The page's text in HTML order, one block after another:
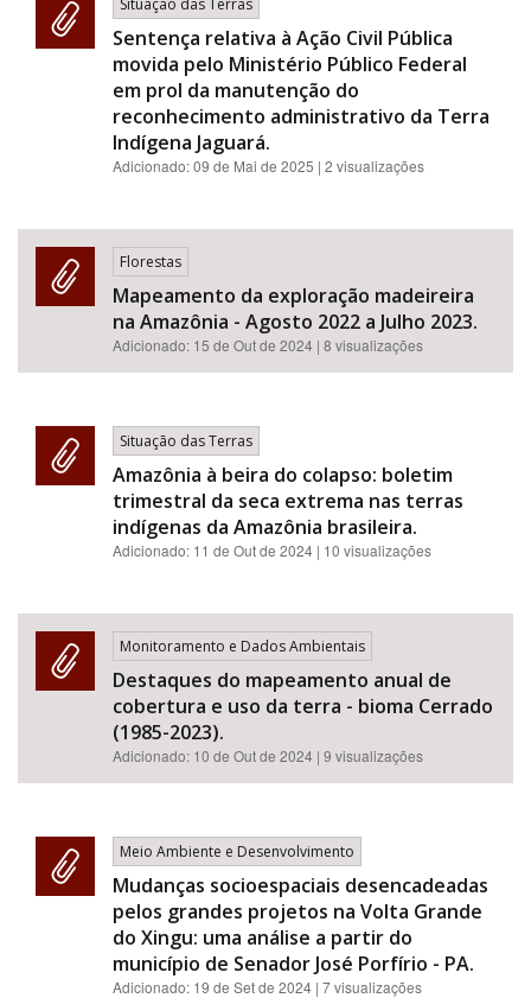
Situação das Terras
Sentença relativa à Ação Civil Pública
movida pelo Ministério Público Federal
em prol da manutenção do
reconhecimento administrativo da Terra
Indígena Jaguará.
Adicionado:09 de Mai de 2025 | 2 visualizações
Florestas
Mapeamento da exploração madeireira
na Amazônia - Agosto 2022 a Julho 2023.
Adicionado: 15 de Out de 2024 | 8 visualizações
Situação das Terras
Amazônia à beira do colapso: boletim
trimestral da seca extrema nas terras
indígenas da Amazônia brasileira.
Adicionado: 11 de Out de 2024 | 10 visualizações
Monitoramento e Dados Ambientais
Destaques do mapeamento anual de
cobertura e uso da terra - bioma Cerrado
(1985-2023).
Adicionado: 10 de Out de 2024 | 9 visualizações
Meio Ambiente e Desenvolvimento
Mudanças socioespaciais desencadeadas
pelos grandes projetos na Volta Grande
do Xingu: uma análise a partir do
município de Senador José Porfírio - PA.
Adicionado: 19 de Set de 2024 | 7 visualizações